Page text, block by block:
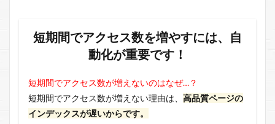
短期間でアクセス数を増やすには、自
動化が重要です！
短期間でアクセス数が増えないのはなぜ…？
短期間でアクセス数が増えない理由は、 高品質ページの
インデックスが遅いからです。